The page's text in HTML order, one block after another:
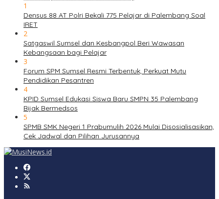
1
Densus 88 AT Polri Bekali 775 Pelajar di Palembang Soal
IRET
2
Satgaswil Sumsel dan Kesbangpol Beri Wawasan
Kebangsaan bagi Pelajar
3
Forum SPM Sumsel Resmi Terbentuk, Perkuat Mutu
Pendidikan Pesantren
4
KPID Sumsel Edukasi Siswa Baru SMPN 35 Palembang
Bijak Bermedsos
5
SPMB SMK Negeri 1 Prabumulih 2026 Mulai Disosialisasikan,
Cek Jadwal dan Pilihan Jurusannya